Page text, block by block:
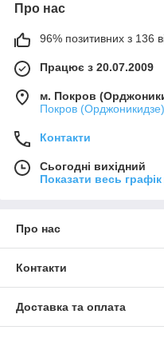
Про нас
96% позитивних з 136
Працює з 20.07.2009
м. Покров
Покров
Контакти
Сьогодні вихідний
Показати весь
Про нас
Контакти
Доставка та оплата